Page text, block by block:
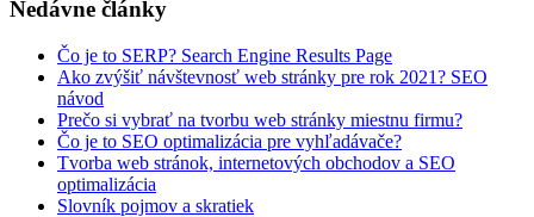
Nedávne články
Čo je to SERP? Search Engine Results Page
Ako zvýšiť návštevnosť web stránky pre rok 2021? SEO
návod
Prečo si vybrať na tvorbu web stránky miestnu firmu?
Čo je to SEO optimalizácia pre vyhľadávače?
Tvorba web stránok, internetových obchodov a SEO
optimalizácia
Slovník pojmov a skratiek